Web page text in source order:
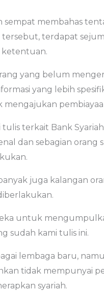
sempat membahas
terdapat
ketentuan.
yang belum
yang lebih
mengajukan
terkait Bank
dan sebagian orang
juga kalangan
untuk
sudah kami tulis ini.
lembaga baru,
tidak mempunyai
syariah.